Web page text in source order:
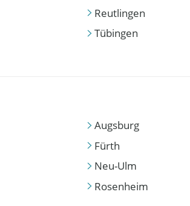
Reutlingen
Tübingen
Augsburg
Fürth
Neu-Ulm
Rosenheim